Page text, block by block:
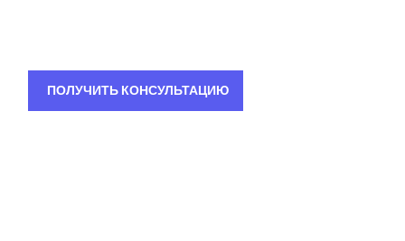
ПОЛУЧИТЬ КОНСУЛЬТАЦИЮ